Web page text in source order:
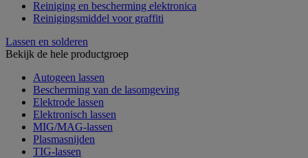
Reiniging en bescherming elektronica
Reinigingsmiddel voor graffiti
Lassen en solderen
Bekijk de hele productgroep
Autogeen lassen
Bescherming van de lasomgeving
Elektrode lassen
Elektronisch lassen
MIG/MAG-lassen
Plasmasnijden
TIG-lassen